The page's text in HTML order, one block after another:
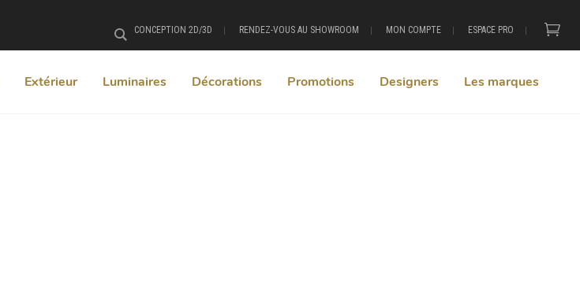
CONCEPTION 2D/3D RENDEZ-VOUS AU SHOWROOM MON COMPTE ESPACE PRO
Extérieur Luminaires Décorations Promotions Designers Les marques
Rechercher